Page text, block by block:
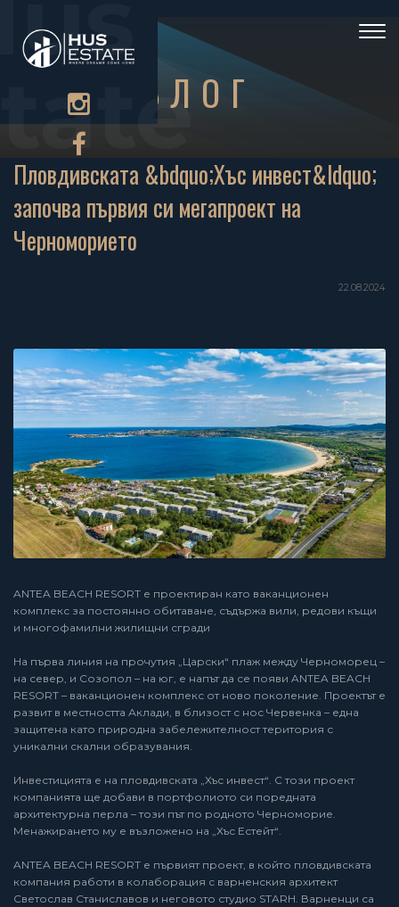
БЛОГ
Пловдивската &bdquo;Хъс инвест&ldquo;
започва първия си мегапроект на
Черноморието
22.08.2024
ANTEA BEACH RESORT е проектиран като ваканционен
комплекс за постоянно обитаване, съдържа вили, редови къщи
и многофамилни жилищни сгради
На първа линия на прочутия „Царски“ плаж между Черноморец –
на север, и Созопол – на юг, е напът да се появи ANTEA BEACH
RESORT – ваканционен комплекс от ново поколение. Проектът е
развит в местността Аклади, в близост с нос Червенка – една
защитена като природна забележителност територия с
уникални скални образувания.
Инвестицията е на пловдивската „Хъс инвест“. С този проект
компанията ще добави в портфолиото си поредната
архитектурна перла – този път по родното Черноморие.
Менажирането му е възложено на „Хъс Естейт“.
ANTEA BEACH RESORT е първият проект, в който пловдивската
компания работи в колаборация с варненския архитект
Светослав Станиславов и неговото студио STARH. Варненци са